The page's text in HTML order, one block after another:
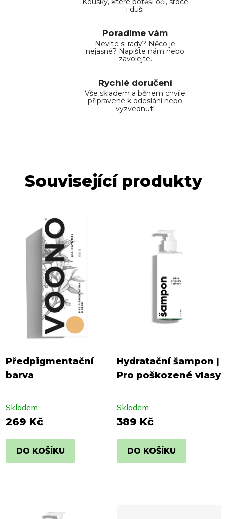
i duši
Poradíme vám
Nevíte si rady? Něco je
nejasné? Napište nám nebo
zavolejte.
Rychlé doručení
Vše skladem a během chvíle
připravené k odeslání nebo
vyzvednutí
Související produkty
Předpigmentační
barva
Skladem
269 Kč
DO KOŠÍKU
Hydratační šampon |
Pro poškozené vlasy
Skladem
389 Kč
DO KOŠÍKU